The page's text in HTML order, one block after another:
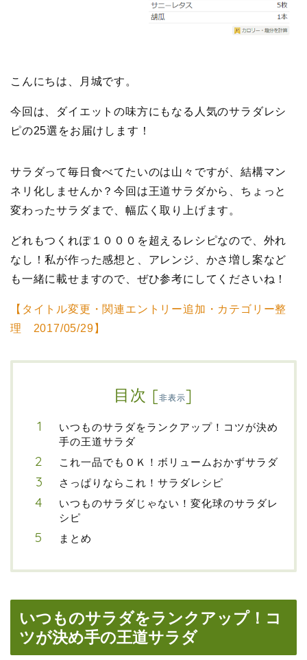
こんにちは、月城です。
今回は、ダイエットの味方にもなる人気のサラダレシ
ピの25選をお届けします！
サラダって毎日食べてたいのは山々ですが、結構マン
ネリ化しませんか？今回は王道サラダから、ちょっと
変わったサラダまで、幅広く取り上げます。
どれもつくれぽ１０００を超えるレシピなので、外れ
なし！私が作った感想と、アレンジ、かさ増し案など
も一緒に載せますので、ぜひ参考にしてくださいね！
【タイトル変更・関連エントリー追加・カテゴリー整
理 2017/05/29】
目次 [非表示]
いつものサラダをランクアップ！コツが決め
手の王道サラダ
これ一品でもＯＫ！ボリュームおかずサラダ
さっぱりならこれ！サラダレシピ
いつものサラダじゃない！変化球のサラダレ
シピ
まとめ
いつものサラダをランクアップ！コ
ツが決め手の王道サラダ